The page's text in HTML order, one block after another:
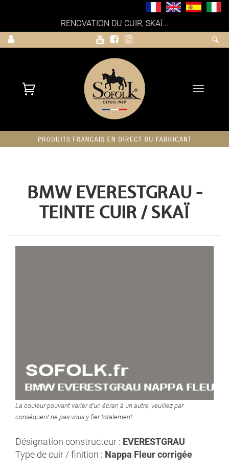
RENOVATION DU CUIR, SKAÏ...
Toggle
BMW EVERESTGRAU -
TEINTE CUIR / SKAÏ
La couleur pouvant varier d'un écran à un autre, veuillez par
conséquent ne pas vous y fier totalement.
Désignation constructeur : EVERESTGRAU
Type de cuir / finition : Nappa Fleur corrigée